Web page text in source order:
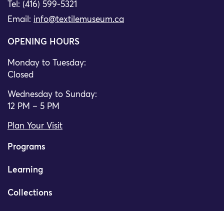
Tel: (416) 599-5321
Email: info@textilemuseum.ca
OPENING HOURS
Monday to Tuesday:
Closed
Wednesday to Sunday:
12 PM – 5 PM
Plan Your Visit
Programs
Learning
Collections